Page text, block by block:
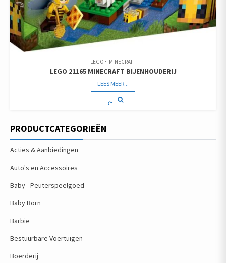
LEGO MINECRAFT
LEGO 21165 MINECRAFT BIJENHOUDERIJ
LEES MEER...
PRODUCTCATEGORIEËN
Acties & Aanbiedingen
Auto's en Accessoires
Baby - Peuterspeelgoed
Baby Born
Barbie
Bestuurbare Voertuigen
Boerderij